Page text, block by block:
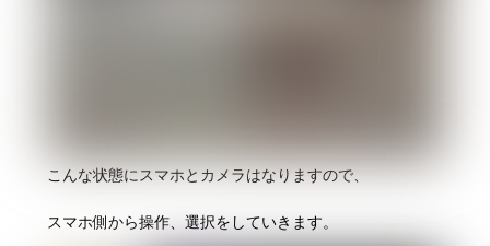
こんな状態にスマホとカメラはなりますので、
スマホ側から操作、選択をしていきます。